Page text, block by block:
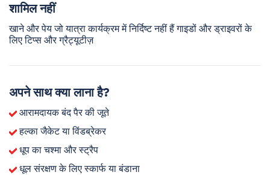
शामिल नहीं
खाने और पेय जो यात्रा कार्यक्रम में निर्दिष्ट नहीं हैं गाइडों और ड्राइवरों के
लिए टिप्स और ग्रैट्यूटीज़
अपने साथ क्या लाना है?
आरामदायक बंद पैर की जूते
हल्का जैकेट या विंडब्रेकर
धूप का चश्मा और स्ट्रैप
धूल संरक्षण के लिए स्कार्फ या बंडाना